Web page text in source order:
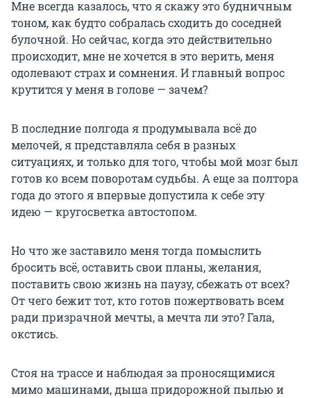
Мне всегда казалось, что я скажу это будничным
тоном, как будто собралась сходить до соседней
булочной. Но сейчас, когда это действительно
происходит, мне не хочется в это верить, меня
одолевают страх и сомнения. И главный вопрос
крутится у меня в голове — зачем?
В последние полгода я продумывала всё до
мелочей, я представляла себя в разных
ситуациях, и только для того, чтобы мой мозг был
готов ко всем поворотам судьбы. А еще за полтора
года до этого я впервые допустила к себе эту
идею — кругосветка автостопом.
Но что же заставило меня тогда помыслить
бросить всё, оставить свои планы, желания,
поставить свою жизнь на паузу, сбежать от всех?
От чего бежит тот, кто готов пожертвовать всем
ради призрачной мечты, а мечта ли это? Гала,
окстись.
Стоя на трассе и наблюдая за проносящимися
мимо машинами, дыша придорожной пылью и